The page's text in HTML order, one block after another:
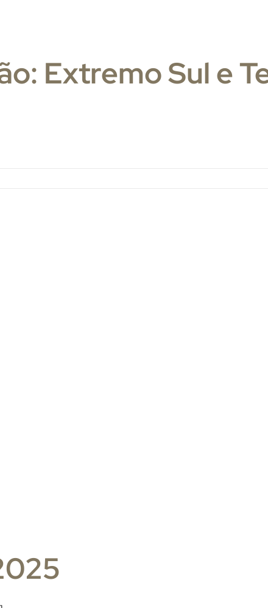
Extremo Sul e